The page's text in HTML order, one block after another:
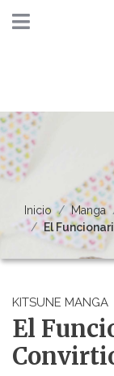
Inicio Manga
El
KITSUNE MANGA
El